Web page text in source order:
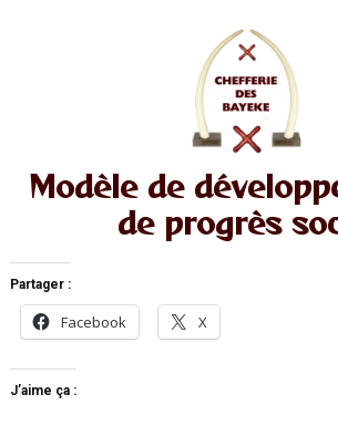
Modèle de
de progrès
Partager :
Facebook X
J’aime ça :